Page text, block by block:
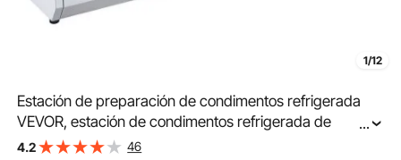
1/12
Estación de preparación de condimentos refrigerada
VEVOR, estación de condimentos refrigerada de
mostrador de 160 W, con 5 bandejas de 1/3 y 4
...
4.2 46